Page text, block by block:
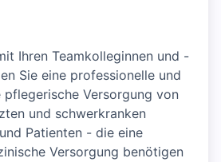
Ihren Teamkolleginnen und -
Sie eine professionelle und
pflegerische Versorgung von
und schwerkranken
Patienten - die eine
Versorgung benötigen